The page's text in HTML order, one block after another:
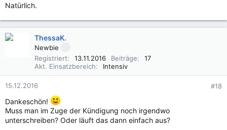
Natürlich.
ThessaK.
Newbie
Registriert
13.11.2016 Beiträge
17
Akt. Einsatzbereich
Intensiv
15.12.2016 #18
Dankeschön!
Muss man im Zuge der Kündigung noch irgendwo
unterschreiben? Oder läuft das dann einfach aus?